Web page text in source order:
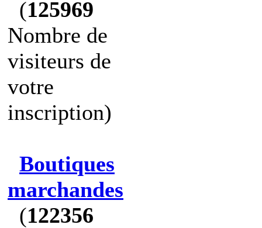
(125969
Nombre de
visiteurs de
votre
inscription)
Boutiques
marchandes
(122356